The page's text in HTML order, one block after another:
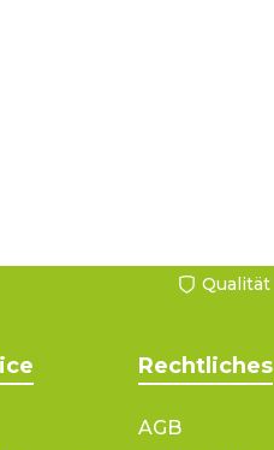
Qualität
Rechtliches
AGB